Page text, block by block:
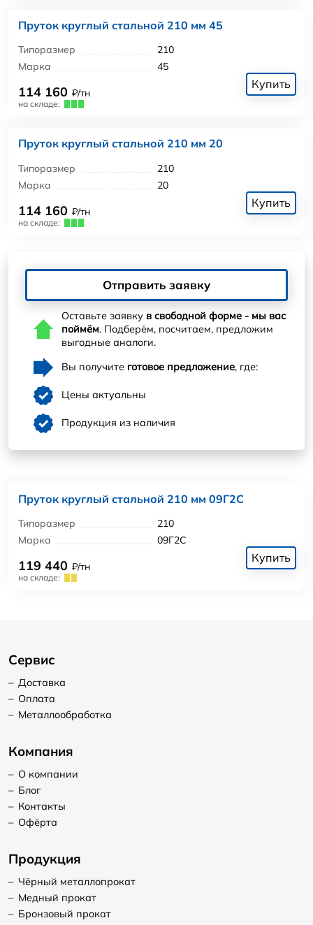
Пруток круглый стальной 210 мм 45
Типоразмер
210
Марка
45
114 160 ₽/тн
на складе:
Купить
Пруток круглый стальной 210 мм 20
Типоразмер
210
Марка
20
114 160 ₽/тн
на складе:
Купить
Отправить заявку
Оставьте заявку в свободной форме - мы вас
поймём. Подберём, посчитаем, предложим
выгодные аналоги.
Вы получите готовое предложение, где:
Цены актуальны
Продукция из наличия
Пруток круглый стальной 210 мм 09Г2С
Типоразмер
210
Марка
09Г2С
119 440 ₽/тн
на складе:
Купить
Сервис
– Доставка
– Оплата
– Металлообработка
Компания
– О компании
– Блог
– Контакты
– Офёрта
Продукция
– Чёрный металлопрокат
– Медный прокат
– Бронзовый прокат